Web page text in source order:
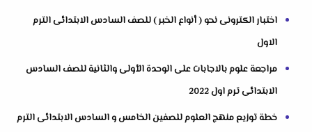
اختبار الكترونى نحو ( أنواع الخبر ) للصف السادس الابتدائى الترم
الاول
مراجعة علوم بالاجابات على الوحدة الأولى والثانية للصف السادس
الابتدائى ترم اول 2022
خطة توزيع منهج العلوم للصفين الخامس و السادس الابتدائى الترم